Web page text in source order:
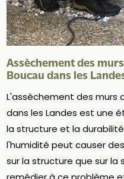
Assèchement des
Boucau dans les
L'assèchement des murs
dans les Landes est une
la structure et la
l'humidité peut causer
sur la structure que sur la